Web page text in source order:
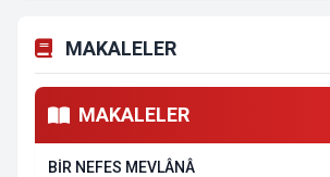
MAKALELER
MAKALELER
BİR NEFES MEVLÂNÂ